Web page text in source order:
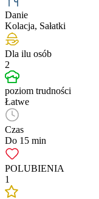
Danie
Kolacja, Sałatki
Dla ilu osób
2
poziom trudności
Łatwe
Czas
Do 15 min
POLUBIENIA
1